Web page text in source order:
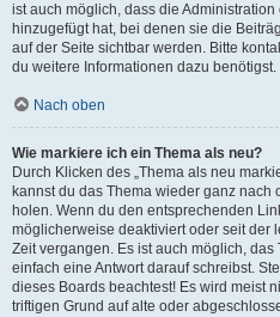
ist auch möglich, dass die
hinzugefügt hat, bei denen sie die
auf der Seite sichtbar werden. Bitte
du weitere Informationen dazu benötigst.
Nach oben
Wie markiere ich ein Thema als neu?
Durch Klicken des „Thema als neu
kannst du das Thema wieder ganz nach
holen. Wenn du den entsprechenden
möglicherweise deaktiviert oder seit der
Zeit vergangen. Es ist auch möglich,
einfach eine Antwort darauf schreibst.
dieses Boards beachtest! Es wird meist
triftigen Grund auf alte oder